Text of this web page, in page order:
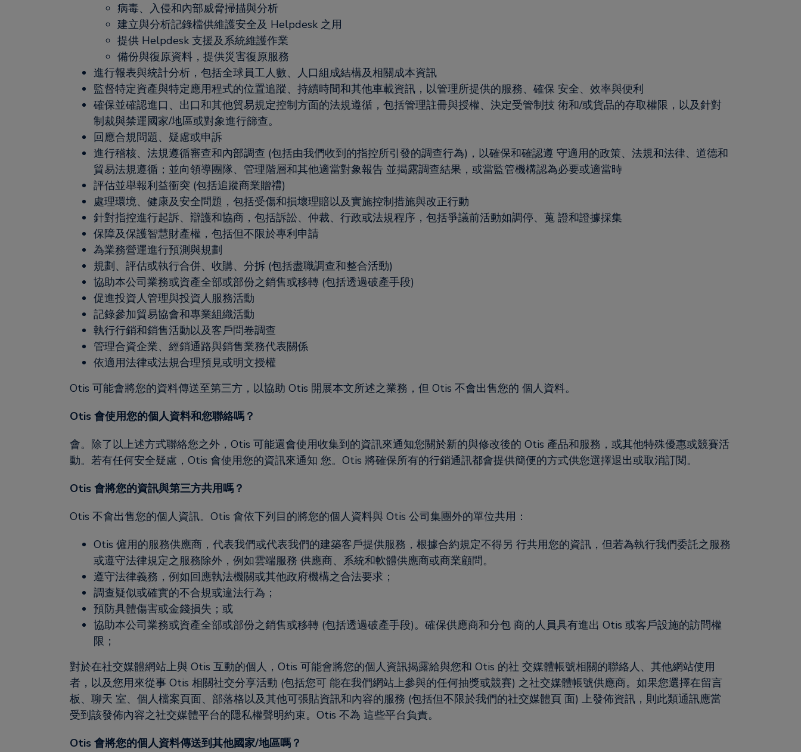
病毒、入侵和內部威脅掃描與分析
建立與分析記錄檔供維護安全及 Helpdesk 之用
提供 Helpdesk 支援及系統維護作業
備份與復原資料，提供災害復原服務
進行報表與統計分析，包括全球員工人數、人口組成結構及相關成本資訊
監督特定資產與特定應用程式的位置追蹤、持續時間和其他車載資訊，以管理所提供的服務、確保 安全、效率與便利
確保並確認進口、出口和其他貿易規定控制方面的法規遵循，包括管理註冊與授權、決定受管制技 術和/或貨品的存取權限，以及針對
制裁與禁運國家/地區或對象進行篩查。
回應合規問題、疑慮或申訴
進行稽核、法規遵循審查和內部調查 (包括由我們收到的指控所引發的調查行為)，以確保和確認遵 守適用的政策、法規和法律、道德和
貿易法規遵循；並向領導團隊、管理階層和其他適當對象報告 並揭露調查結果，或當監管機構認為必要或適當時
評估並舉報利益衝突 (包括追蹤商業贈禮)
處理環境、健康及安全問題，包括受傷和損壞理賠以及實施控制措施與改正行動
針對指控進行起訴、辯護和協商，包括訴訟、仲裁、行政或法規程序，包括爭議前活動如調停、蒐 證和證據採集
保障及保護智慧財產權，包括但不限於專利申請
為業務營運進行預測與規劃
規劃、評估或執行合併、收購、分拆 (包括盡職調查和整合活動)
協助本公司業務或資產全部或部份之銷售或移轉 (包括透過破產手段)
促進投資人管理與投資人服務活動
記錄參加貿易協會和專業組織活動
執行行銷和銷售活動以及客戶問卷調查
管理合資企業、經銷通路與銷售業務代表關係
依適用法律或法規合理預見或明文授權
Otis 可能會將您的資料傳送至第三方，以協助 Otis 開展本文所述之業務，但 Otis 不會出售您的 個人資料。
Otis 會使用您的個人資料和您聯絡嗎？
會。除了以上述方式聯絡您之外，Otis 可能還會使用收集到的資訊來通知您關於新的與修改後的 Otis 產品和服務，或其他特殊優惠或競賽活
動。若有任何安全疑慮，Otis 會使用您的資訊來通知 您。Otis 將確保所有的行銷通訊都會提供簡便的方式供您選擇退出或取消訂閱。
Otis 會將您的資訊與第三方共用嗎？
Otis 不會出售您的個人資訊。Otis 會依下列目的將您的個人資料與 Otis 公司集團外的單位共用：
Otis 僱用的服務供應商，代表我們或代表我們的建築客戶提供服務，根據合約規定不得另 行共用您的資訊，但若為執行我們委託之服務
或遵守法律規定之服務除外，例如雲端服務 供應商、系統和軟體供應商或商業顧問。
遵守法律義務，例如回應執法機關或其他政府機構之合法要求；
調查疑似或確實的不合規或違法行為；
預防具體傷害或金錢損失；或
協助本公司業務或資產全部或部份之銷售或移轉 (包括透過破產手段)。確保供應商和分包 商的人員具有進出 Otis 或客戶設施的訪問權
限；
對於在社交媒體網站上與 Otis 互動的個人，Otis 可能會將您的個人資訊揭露給與您和 Otis 的社 交媒體帳號相關的聯絡人、其他網站使用
者，以及您用來從事 Otis 相關社交分享活動 (包括您可 能在我們網站上參與的任何抽獎或競賽) 之社交媒體帳號供應商。如果您選擇在留言
板、聊天 室、個人檔案頁面、部落格以及其他可張貼資訊和內容的服務 (包括但不限於我們的社交媒體頁 面) 上發佈資訊，則此類通訊應當
受到該發佈內容之社交媒體平台的隱私權聲明約束。Otis 不為 這些平台負責。
Otis 會將您的個人資料傳送到其他國家/地區嗎？